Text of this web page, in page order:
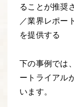
ることが推奨
／業界レポート
を提供する
下の事例では
ートライアル
います。